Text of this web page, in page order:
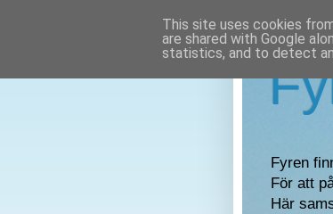
Fyren
För att
Här
This site uses cookies
are shared with Google
statistics, and to detect